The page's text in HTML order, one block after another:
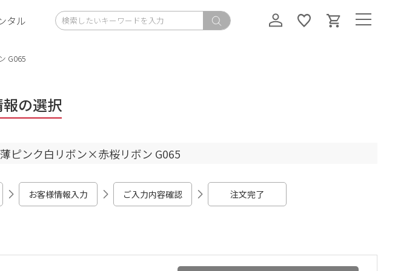
タル
G065
の選択
ピンク白リボン×赤桜リボン G065
お客様情報入力 ご入力内容確認 注文完了